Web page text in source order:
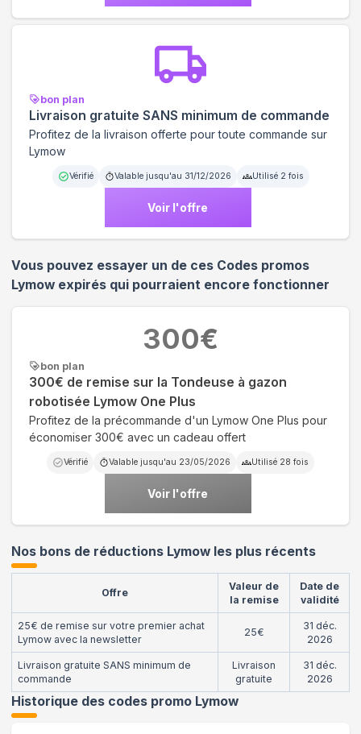
bon plan
Livraison gratuite SANS minimum de commande
Profitez de la livraison offerte pour toute commande sur
Lymow
Vérifié Valable jusqu'au 31/12/2026 Utilisé 2 fois
Voir l'offre
Vous pouvez essayer un de ces Codes promos
Lymow expirés qui pourraient encore fonctionner
bon plan
300€ de remise sur la Tondeuse à gazon
robotisée Lymow One Plus
Profitez de la précommande d'un Lymow One Plus pour
économiser 300€ avec un cadeau offert
Vérifié Valable jusqu'au 23/05/2026 Utilisé 28 fois
Voir l'offre
300€
Nos bons de réductions Lymow les plus récents
Offre
Valeur de
la remise
Date de
validité
25€ de remise sur votre premier achat
Lymow avec la newsletter
25€
31 déc.
2026
Livraison gratuite SANS minimum de
commande
Livraison
gratuite
31 déc.
2026
Historique des codes promo Lymow